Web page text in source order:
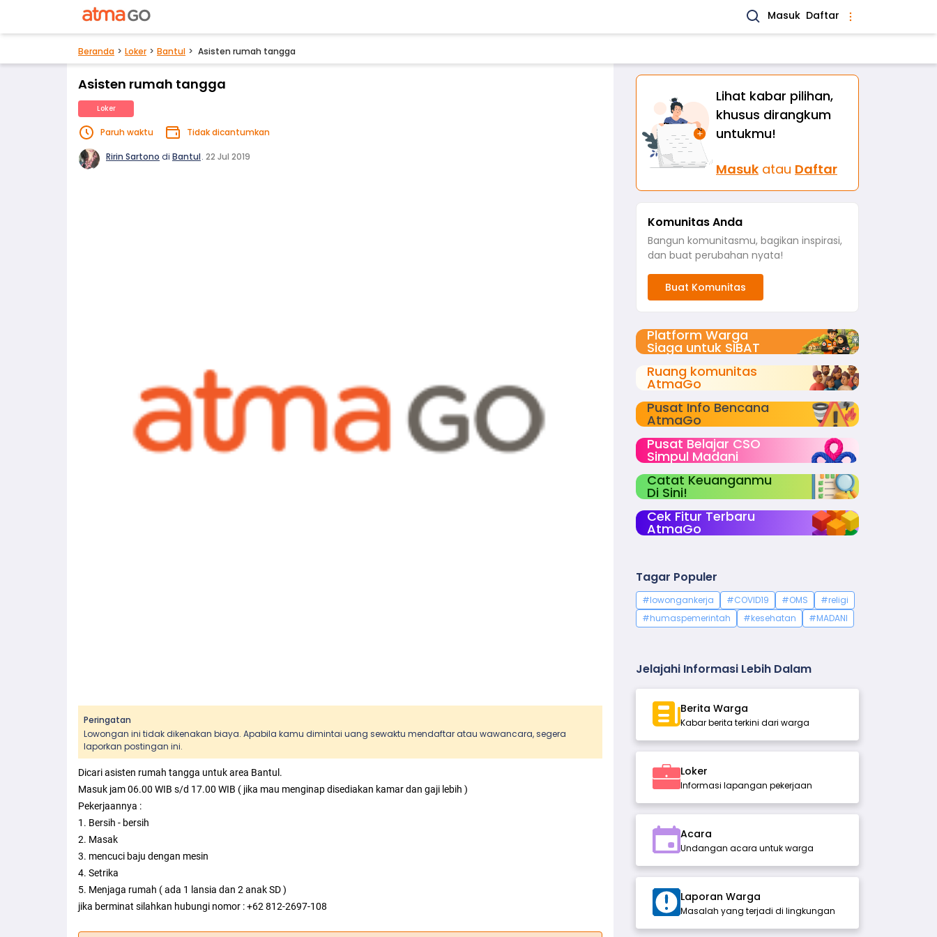
Masuk Daftar
Beranda Loker Bantul Asisten rumah tangga
Asisten rumah tangga
Loker
Paruh waktu Tidak dicantumkan
Ririn Sartono di Bantul. 22 Jul 2019
Peringatan
Lowongan ini tidak dikenakan biaya. Apabila kamu dimintai uang sewaktu mendaftar atau wawancara, segera
laporkan postingan ini.
Dicari asisten rumah tangga untuk area Bantul.
Masuk jam 06.00 WIB s/d 17.00 WIB ( jika mau menginap disediakan kamar dan gaji lebih )
Pekerjaannya :
1. Bersih - bersih
2. Masak
3. mencuci baju dengan mesin
4. Setrika
5. Menjaga rumah ( ada 1 lansia dan 2 anak SD )
jika berminat silahkan hubungi nomor : +62 812-2697-108
Lihat kabar pilihan,
khusus dirangkum
untukmu!
Masuk atau Daftar
Komunitas Anda
Bangun komunitasmu, bagikan inspirasi,
dan buat perubahan nyata!
Buat Komunitas
Platform Warga
Siaga untuk SIBAT
Ruang komunitas
AtmaGo
Pusat Info Bencana
AtmaGo
Pusat Belajar CSO
Simpul Madani
Catat Keuanganmu
Di Sini!
Cek Fitur Terbaru
AtmaGo
Tagar Populer
#lowongankerja #COVID19 #OMS
#religi
#humaspemerintah
#kesehatan #MADANI
Jelajahi Informasi Lebih Dalam
Berita Warga
Kabar berita terkini dari warga
Loker
Informasi lapangan pekerjaan
Acara
Undangan acara untuk warga
Laporan Warga
Masalah yang terjadi di lingkungan